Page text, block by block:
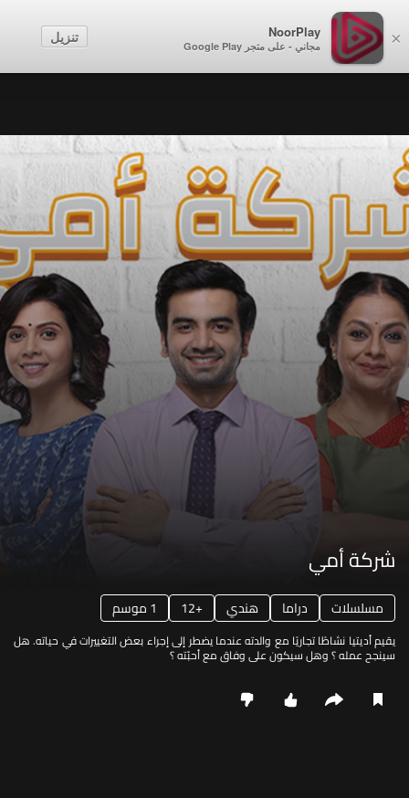
×
NoorPlay
مجاني - على متجر Google Play
تنزيل
شركة أمي
مسلسلات دراما هندي 12+ 1 موسم
يقيم أديتيا نشاطًا تجاريًا مع والدته عندما يضطر إلى إجراء بعض التغييرات في حياته. هل
سينجح عمله ؟ وهل سيكون على وفاق مع أحبّته ؟